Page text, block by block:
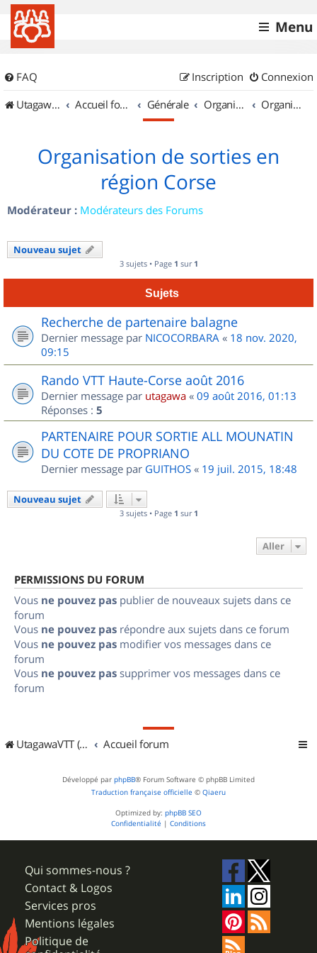
Menu
FAQ Connexion
Inscription
UtagawaVTT (Randos VTT et VTTAE avec traces GPS)
Accueil forum Générale Organisation de sorties & Recherche de partenaires Organisation de sorties en région Corse
Organisation de sorties en
région Corse
Modérateur : Modérateurs des Forums
Nouveau sujet
3 sujets • Page 1 sur 1
Sujets
Recherche de partenaire balagne
Dernier message par NICOCORBARA « 18 nov. 2020,
09:15
Rando VTT Haute-Corse août 2016
Dernier message par utagawa « 09 août 2016, 01:13
Réponses : 5
PARTENAIRE POUR SORTIE ALL MOUNATIN
DU COTE DE PROPRIANO
Dernier message par GUITHOS « 19 juil. 2015, 18:48
Nouveau sujet
3 sujets • Page 1 sur 1
Aller
PERMISSIONS DU FORUM
Vous ne pouvez pas publier de nouveaux sujets dans ce
forum
Vous ne pouvez pas répondre aux sujets dans ce forum
Vous ne pouvez pas modifier vos messages dans ce
forum
Vous ne pouvez pas supprimer vos messages dans ce
forum
UtagawaVTT (Randos VTT et VTTAE avec traces GPS) Accueil forum
Développé par phpBB® Forum Software © phpBB Limited
Traduction française officielle © Qiaeru
Optimized by: phpBB SEO
Confidentialité | Conditions
Qui sommes-nous ?
Contact & Logos
Services pros
Mentions légales
Politique de